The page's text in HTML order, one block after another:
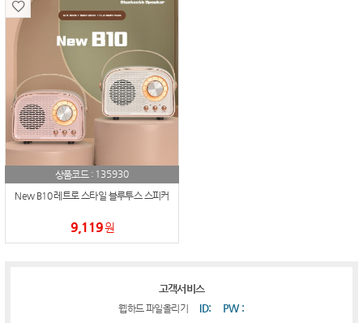
상품코드 : 135930
New B10 레트로 스타일 블루투스 스피커
9,119원
고객서비스
웹하드 파일올리기 ID: PW :